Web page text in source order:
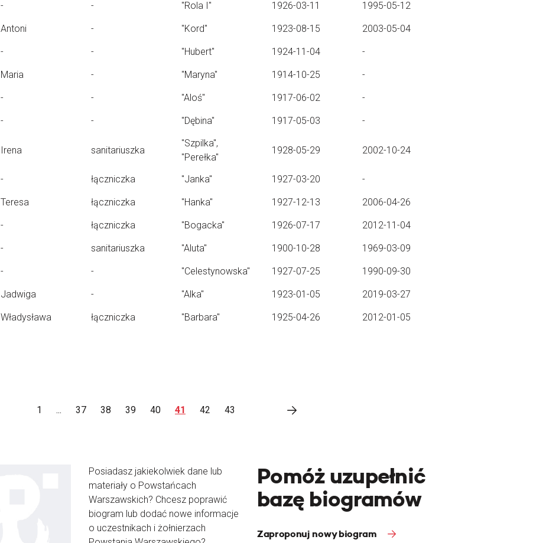
- - "Rola I" 1926-03-11 1995-05-12
Antoni - "Kord" 1923-08-15 2003-05-04
- - "Hubert" 1924-11-04 -
Maria - "Maryna" 1914-10-25 -
- - "Aloś" 1917-06-02 -
- - "Dębina" 1917-05-03 -
Irena sanitariuszka
"Szpilka",
"Perełka"
1928-05-29 2002-10-24
- łączniczka "Janka" 1927-03-20 -
Teresa łączniczka "Hanka" 1927-12-13 2006-04-26
- łączniczka "Bogacka" 1926-07-17 2012-11-04
- sanitariuszka "Aluta" 1900-10-28 1969-03-09
- - "Celestynowska" 1927-07-25 1990-09-30
Jadwiga - "Alka" 1923-01-05 2019-03-27
Władysława łączniczka "Barbara" 1925-04-26 2012-01-05
1 ... 37 38 39 40 41 42 43
Posiadasz jakiekolwiek dane lub
materiały o Powstańcach
Warszawskich? Chcesz poprawić
biogram lub dodać nowe informacje
o uczestnikach i żołnierzach
Pomóż uzupełnić
bazę biogramów
Zaproponuj nowy biogram